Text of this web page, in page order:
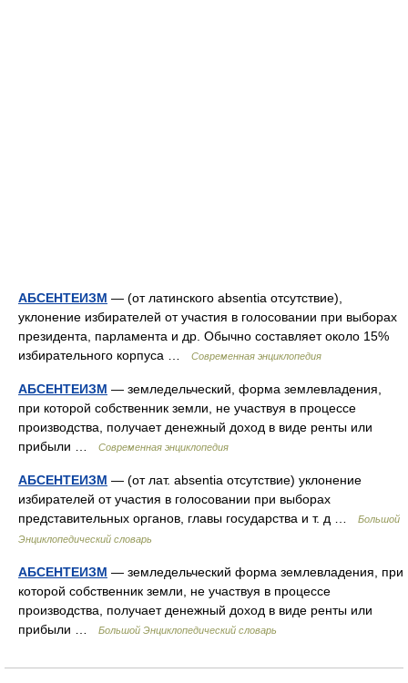
АБСЕНТЕИЗМ — (от латинского absentia отсутствие),
уклонение избирателей от участия в голосовании при выборах
президента, парламента и др. Обычно составляет около 15%
избирательного корпуса …
Современная энциклопедия
АБСЕНТЕИЗМ — земледельческий, форма землевладения,
при которой собственник земли, не участвуя в процессе
производства, получает денежный доход в виде ренты или
прибыли …
Современная энциклопедия
АБСЕНТЕИЗМ — (от лат. absentia отсутствие) уклонение
избирателей от участия в голосовании при выборах
представительных органов, главы государства и т. д …
Большой
Энциклопедический словарь
АБСЕНТЕИЗМ — земледельческий форма землевладения, при
которой собственник земли, не участвуя в процессе
производства, получает денежный доход в виде ренты или
прибыли …
Большой Энциклопедический словарь